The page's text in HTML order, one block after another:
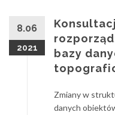
8.06
2021
bazy
Zmiany w
danych